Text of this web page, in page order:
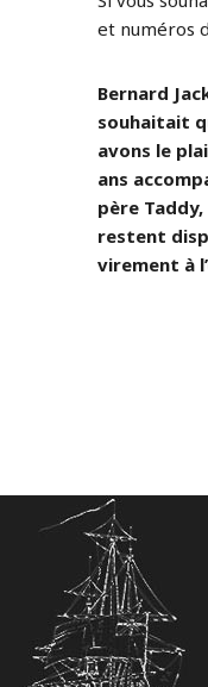
et numéros
Bernard
souhaitait
avons le
ans
père
restent
virement à